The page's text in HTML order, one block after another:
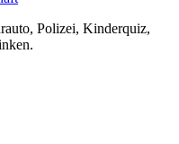
Polizei, Kinderquiz,